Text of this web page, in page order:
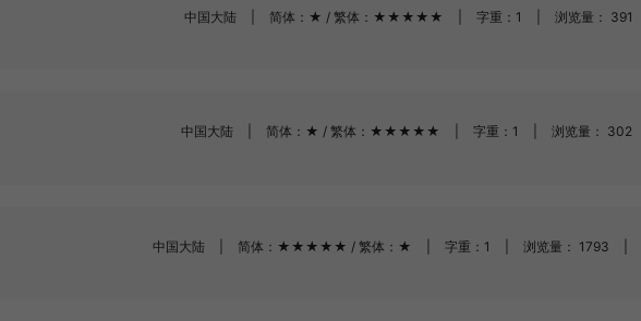
中国大陆 简体：★ / 繁体：★★★★★ 字重：1 浏览量： 391
中国大陆 简体：★ / 繁体：★★★★★ 字重：1 浏览量： 302
中国大陆 简体：★★★★★ / 繁体：★ 字重：1 浏览量： 1793